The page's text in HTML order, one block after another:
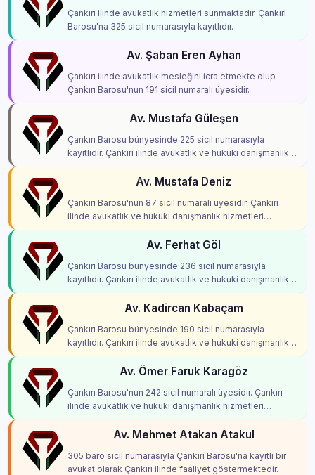
Çankırı ilinde avukatlık hizmetleri sunmaktadır. Çankırı
Barosu'na 325 sicil numarasıyla kayıtlıdır.
Av. Şaban Eren Ayhan
Çankırı ilinde avukatlık mesleğini icra etmekte olup
Çankırı Barosu'nun 191 sicil numaralı üyesidir.
Av. Mustafa Güleşen
Çankırı Barosu bünyesinde 225 sicil numarasıyla
kayıtlıdır. Çankırı ilinde avukatlık ve hukuki danışmanlık
Av. Mustafa Deniz
Çankırı Barosu'nun 87 sicil numaralı üyesidir. Çankırı
ilinde avukatlık ve hukuki danışmanlık hizmetleri
Av. Ferhat Göl
Çankırı Barosu bünyesinde 236 sicil numarasıyla
kayıtlıdır. Çankırı ilinde avukatlık ve hukuki danışmanlık
Av. Kadircan Kabaçam
Çankırı Barosu bünyesinde 190 sicil numarasıyla
kayıtlıdır. Çankırı ilinde avukatlık ve hukuki danışmanlık
Av. Ömer Faruk Karagöz
Çankırı Barosu'nun 242 sicil numaralı üyesidir. Çankırı
ilinde avukatlık ve hukuki danışmanlık hizmetleri
Av. Mehmet Atakan Atakul
305 baro sicil numarasıyla Çankırı Barosu'na kayıtlı bir
avukat olarak Çankırı ilinde faaliyet göstermektedir.